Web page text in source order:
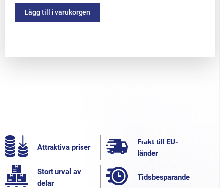
Lägg till i varukorgen
Attraktiva priser
Frakt till EU-
länder
Stort urval av
delar
Tidsbesparande